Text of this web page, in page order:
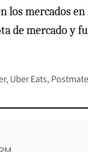
los mercados
de mercado
Uber Eats